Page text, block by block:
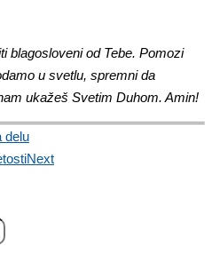
blagosloveni od Tebe. Pomozi
u svetlu, spremni da
ukažeš Svetim Duhom. Amin!
delu
Next